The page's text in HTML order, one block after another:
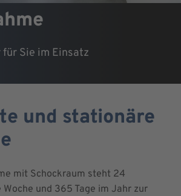
für Sie im Einsatz
und stationäre
mit Schockraum steht 24
Woche und 365 Tage im Jahr zur